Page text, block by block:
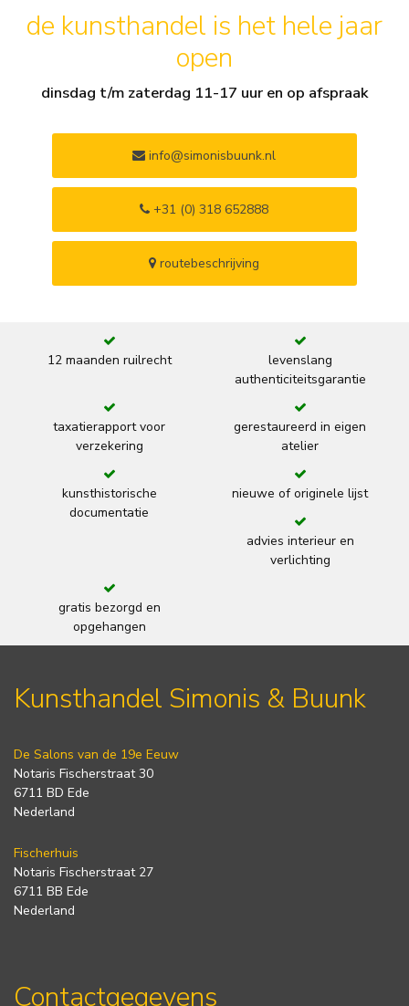
de kunsthandel is het hele jaar
open
dinsdag t/m zaterdag 11-17 uur en op afspraak
info@simonisbuunk.nl
+31 (0) 318 652888
routebeschrijving
12 maanden ruilrecht
levenslang
authenticiteitsgarantie
taxatierapport voor
verzekering
gerestaureerd in eigen
atelier
kunsthistorische
documentatie
nieuwe of originele lijst
advies interieur en
verlichting
gratis bezorgd en
opgehangen
Kunsthandel Simonis & Buunk
De Salons van de 19e Eeuw
Notaris Fischerstraat 30
6711 BD Ede
Nederland
Fischerhuis
Notaris Fischerstraat 27
6711 BB Ede
Nederland
Contactgegevens